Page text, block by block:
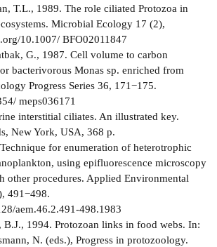
T.L., 1989. The role ciliated Protozoa in
Microbial Ecology 17 (2),
10.1007/ BFO02011847
G., 1987. Cell volume to carbon
bacterivorous Monas sp. enriched from
Progress Series 36, 171−175.
meps036171
interstitial ciliates. An illustrated key.
New York, USA, 368 p.
for enumeration of heterotrophic
using epifluorescence microscopy
other procedures. Applied Environmental
491−498.
aem.46.2.491-498.1983
1994. Protozoan links in food webs. In:
N. (eds.), Progress in protozoology.